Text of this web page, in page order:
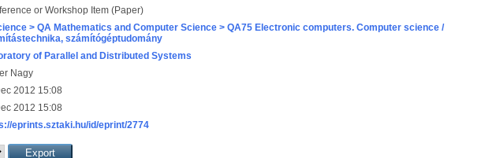
or Workshop Item (Paper)
> QA Mathematics and Computer Science > QA75 Electronic computers. Computer science /
számítógéptudomány
of Parallel and Distributed Systems
Nagy
2012 15:08
2012 15:08
eprints.sztaki.hu/id/eprint/2774